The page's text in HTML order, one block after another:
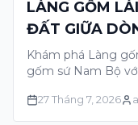
LÀNG GỐM
ĐẤT GIỮA
Khám phá Làng
gốm sứ Nam Bộ
27 Tháng 7, 2026